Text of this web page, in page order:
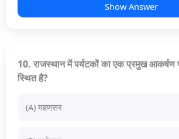
Show Answer
10. राजस्थान में पर्यटकों का एक प्रमुख आकर्षण
स्थित है?
(A) महणसर